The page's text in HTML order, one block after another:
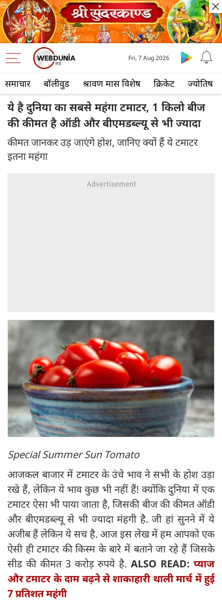
समाचार बॉलीवुड श्रावण मास विशेष क्रिकेट ज्योतिष
Fri, 7 Aug 2026
ये है दुनिया का सबसे महंगा टमाटर, 1 किलो बीज
की कीमत है ऑडी और बीएमडब्ल्यू से भी ज्यादा
कीमत जानकर उड़ जाएंगे होश, जानिए क्यों हैं ये टमाटर
इतना महंगा
Special Summer Sun Tomato
आजकल बाजार में टमाटर के उंचे भाव ने सभी के होश उड़ा
रखे हैं, लेकिन ये भाव कुछ भी नहीं हैं! क्योंकि दुनिया में एक
टमाटर ऐसा भी पाया जाता है, जिसकी बीज की कीमत ऑडी
और बीएमडब्ल्यू से भी ज्यादा मंहगी है. जी हां सुनने में ये
अजीब हैं लेकिन ये सच है. आज इस लेख में हम आपको एक
ऐसी ही टमाटर की किस्म के बारे में बताने जा रहे हैं जिसके
सीड की कीमत 3 करोड़ रुपये है.ALSO READ:प्याज
और टमाटर के दाम बढ़ने से शाकाहारी थाली मार्च में हुई
7 प्रतिशत महंगी